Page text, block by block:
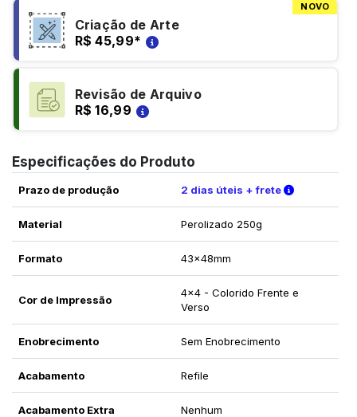
NOVO
Criação de Arte
R$ 45,99*
Revisão de Arquivo
R$ 16,99
Especificações do Produto
Prazo de produção 2 dias úteis + frete Verifique
Material Perolizado 250g
Formato 43x48mm
Cor de Impressão
4x4 - Colorido Frente e
Verso
Enobrecimento Sem Enobrecimento
Acabamento Refile
Acabamento Extra Nenhum